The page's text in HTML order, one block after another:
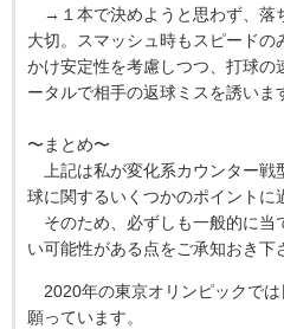
→１本で決めようと思わず、落
大切。スマッシュ時もスピードの
かけ安定性を考慮しつつ、打球の
ータルで相手の返球ミスを誘いま
〜まとめ〜
上記は私が変化系カウンター戦
球に関するいくつかのポイントに
そのため、必ずしも一般的に当
い可能性がある点をご承知おき下
2020年の東京オリンピックでは
願っています。